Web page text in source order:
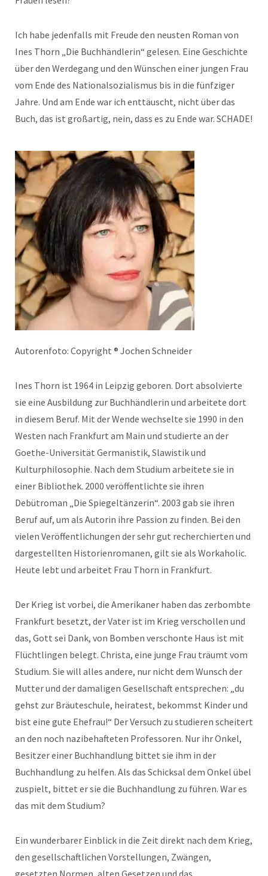
Ich habe jedenfalls mit Freude den neusten Roman von
Ines Thorn „Die Buchhändlerin“ gelesen. Eine Geschichte
über den Werdegang und den Wünschen einer jungen Frau
vom Ende des Nationalsozialismus bis in die fünfziger
Jahre. Und am Ende war ich enttäuscht, nicht über das
Buch, das ist großartig, nein, dass es zu Ende war. SCHADE!
Autorenfoto: Copyright ® Jochen Schneider
Ines Thorn ist 1964 in Leipzig geboren. Dort absolvierte
sie eine Ausbildung zur Buchhändlerin und arbeitete dort
in diesem Beruf. Mit der Wende wechselte sie 1990 in den
Westen nach Frankfurt am Main und studierte an der
Goethe-Universität Germanistik, Slawistik und
Kulturphilosophie. Nach dem Studium arbeitete sie in
einer Bibliothek. 2000 veröffentlichte sie ihren
Debütroman „Die Spiegeltänzerin“. 2003 gab sie ihren
Beruf auf, um als Autorin ihre Passion zu finden. Bei den
vielen Veröffentlichungen der sehr gut recherchierten und
dargestellten Historienromanen, gilt sie als Workaholic.
Heute lebt und arbeitet Frau Thorn in Frankfurt.
Der Krieg ist vorbei, die Amerikaner haben das zerbombte
Frankfurt besetzt, der Vater ist im Krieg verschollen und
das, Gott sei Dank, von Bomben verschonte Haus ist mit
Flüchtlingen belegt. Christa, eine junge Frau träumt vom
Studium. Sie will alles andere, nur nicht dem Wunsch der
Mutter und der damaligen Gesellschaft entsprechen: „du
gehst zur Bräuteschule, heiratest, bekommst Kinder und
bist eine gute Ehefrau!“ Der Versuch zu studieren scheitert
an den noch nazibehafteten Professoren. Nur ihr Onkel,
Besitzer einer Buchhandlung bittet sie ihm in der
Buchhandlung zu helfen. Als das Schicksal dem Onkel übel
zuspielt, bittet er sie die Buchhandlung zu führen. War es
das mit dem Studium?
Ein wunderbarer Einblick in die Zeit direkt nach dem Krieg,
den gesellschaftlichen Vorstellungen, Zwängen,
gesetzten Normen, alten Gesetzen und das